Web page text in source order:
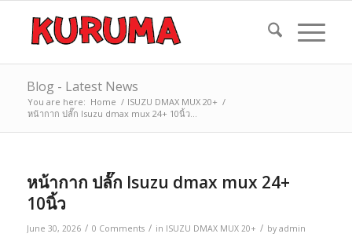
Blog - Latest News
You are here: Home / ISUZU DMAX MUX 20+ /
หน้ากาก ปลั๊ก Isuzu dmax mux 24+ 10นิ้ว...
หน้ากาก ปลั๊ก Isuzu dmax mux 24+
10นิ้ว
June 30, 2026 / 0 Comments / in ISUZU DMAX MUX 20+ / by admin